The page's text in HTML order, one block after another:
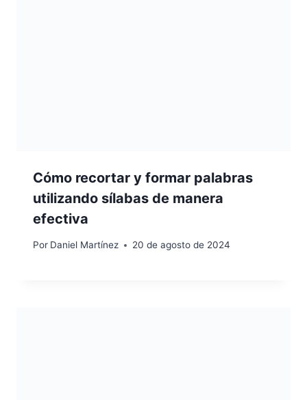
Cómo recortar y formar palabras
utilizando sílabas de manera
efectiva
Por Daniel Martínez 20 de agosto de 2024